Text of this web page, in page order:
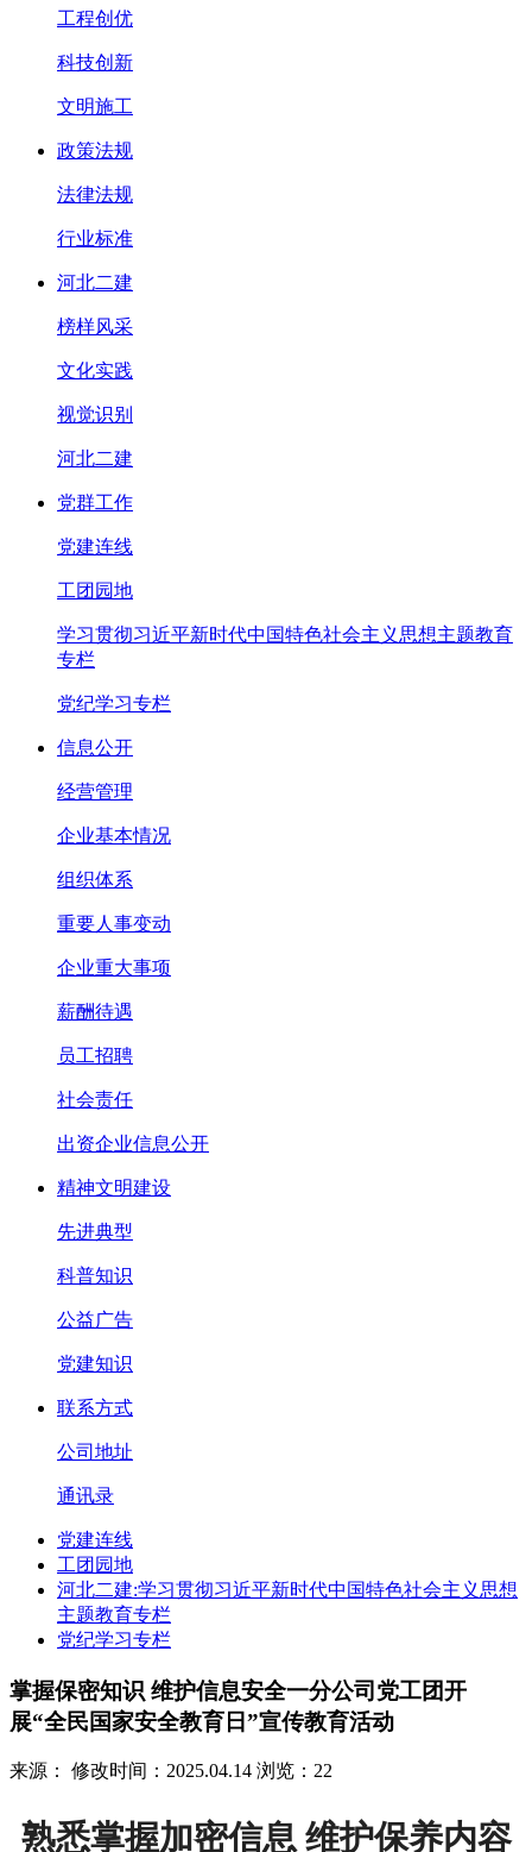
工程创优
科技创新
文明施工
政策法规
法律法规
行业标准
河北二建
榜样风采
文化实践
视觉识别
河北二建
党群工作
党建连线
工团园地
学习贯彻习近平新时代中国特色社会主义思想主题教育
专栏
党纪学习专栏
信息公开
经营管理
企业基本情况
组织体系
重要人事变动
企业重大事项
薪酬待遇
员工招聘
社会责任
出资企业信息公开
精神文明建设
先进典型
科普知识
公益广告
党建知识
联系方式
公司地址
通讯录
党建连线
工团园地
河北二建:学习贯彻习近平新时代中国特色社会主义思想
主题教育专栏
党纪学习专栏
掌握保密知识 维护信息安全一分公司党工团开
展“全民国家安全教育日”宣传教育活动
来源： 修改时间：2025.04.14 浏览：22
熟悉掌握加密信息 维护保养内容